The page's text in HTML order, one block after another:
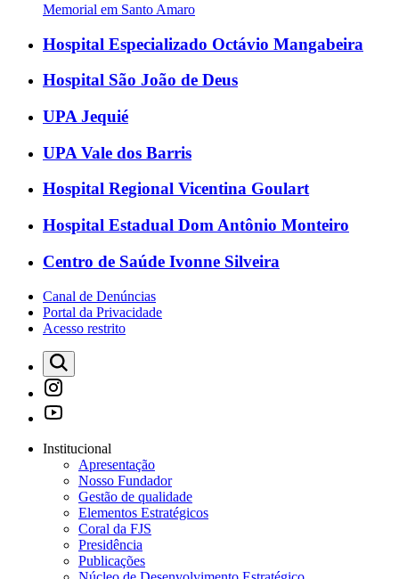
Memorial em Santo Amaro
Hospital Especializado Octávio Mangabeira
Hospital São João de Deus
UPA Jequié
UPA Vale dos Barris
Hospital Regional Vicentina Goulart
Hospital Estadual Dom Antônio Monteiro
Centro de Saúde Ivonne Silveira
Canal de Denúncias
Portal da Privacidade
Acesso restrito
Institucional
Apresentação
Nosso Fundador
Gestão de qualidade
Elementos Estratégicos
Coral da FJS
Presidência
Publicações